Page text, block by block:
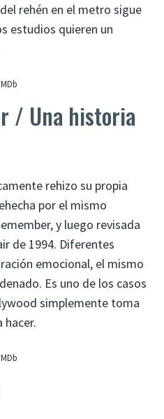
rehén en el metro sigue
estudios quieren un
/ Una historia
rehizo su propia
por el mismo
y luego revisada
de 1994. Diferentes
emocional, el mismo
Es uno de los casos
simplemente toma
hacer.